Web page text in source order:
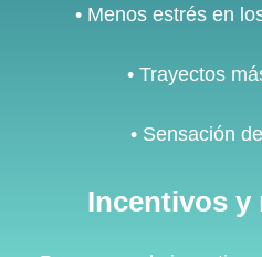
• Menos estrés en
• Trayectos
• Sensación
Incentivos y